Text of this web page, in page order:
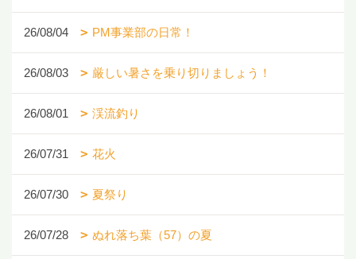
26/08/04 PM事業部の日常！
26/08/03 厳しい暑さを乗り切りましょう！
26/08/01 渓流釣り
26/07/31 花火
26/07/30 夏祭り
26/07/28 ぬれ落ち葉（57）の夏